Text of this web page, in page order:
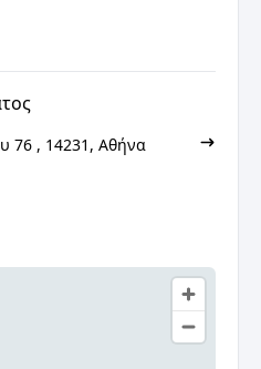
76 , 14231, Αθήνα